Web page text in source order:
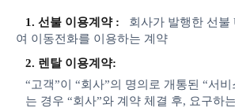
1. 선불 이용계약 :
회사가 발행한 선불
여 이동전화를 이용하는 계약
2. 렌탈 이용계약:
“고객”이 “회사”의 명의로 개통된 “서
는 경우 “회사”와 계약 체결 후, 요구하